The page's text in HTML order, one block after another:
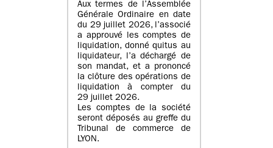
Aux termes de l’Assemblée
Générale Ordinaire en date
du 29 juillet 2026, l’associé
a approuvé les comptes de
liquidation, donné quitus au
liquidateur, l’a déchargé de
son mandat, et a prononcé
la clôture des opérations de
liquidation à compter du
29 juillet 2026.
Les comptes de la société
seront déposés au greffe du
Tribunal de commerce de
LYON.